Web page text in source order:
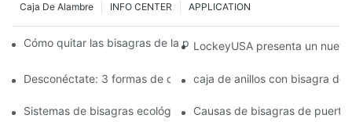
APPLICATION
INFO CENTER
Caja De Alambre
Cómo quitar las bisagras de la puerta de su cocina, horno o
LockeyUSA presenta un
Desconéctate: 3 formas de crear puertas visualmente
caja de anillos con bisagra de
Sistemas de bisagras ecológicas: juntas herméticas para
Causas de bisagras de